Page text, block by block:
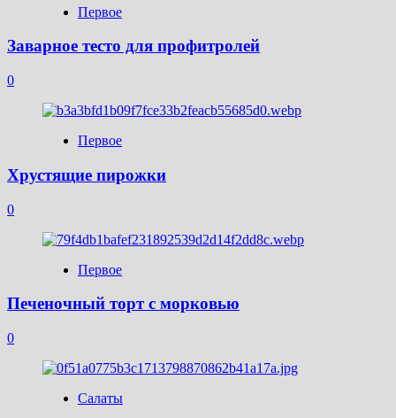
Первое
Заварное тесто для профитролей
0
Первое
Хрустящие пирожки
0
Первое
Печеночный торт с морковью
0
Салаты